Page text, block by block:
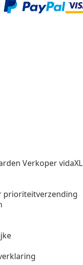
Verkoper vidaXL
prioriteitverzending